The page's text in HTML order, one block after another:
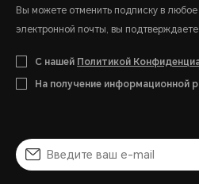
отличаться в
зависимости
сценариев
30 минут для
Вы можете отменить подписку в
электронной почты, вы подтверждаете
С нашей Политикой
На получение информационной